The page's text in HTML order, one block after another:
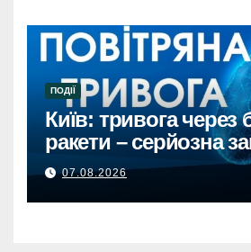
ПОДІЇ
Київ: тривога через
ракети – серйозна
07.08.2026